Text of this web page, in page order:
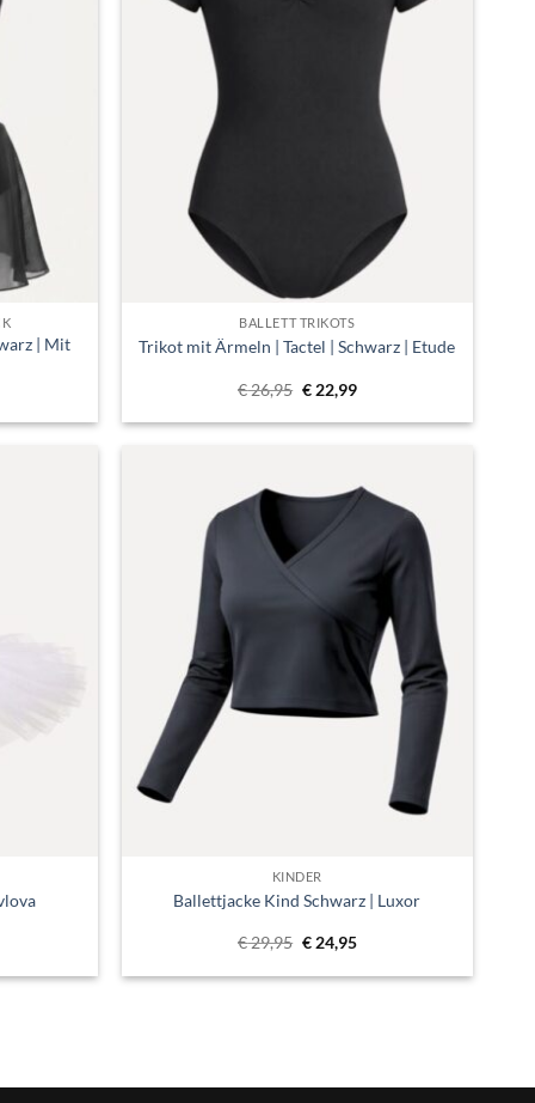
| Mit
BALLETT TRIKOTS
Trikot mit Ärmeln | Tactel | Schwarz | Etude
€26,95 Ursprünglicher
Preis
war:
€22,99Aktueller
ist:
Toevoegen
aan
verlanglijst
KINDER
Ballettjacke Kind Schwarz | Luxor
€29,95 Ursprünglicher
war:
€24,95Aktueller
ist: